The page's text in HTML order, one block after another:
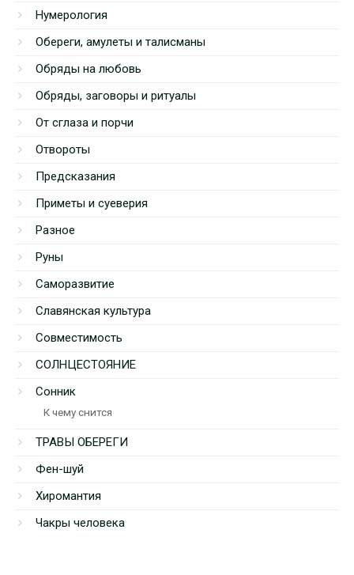
Нумерология
Обереги, амулеты и талисманы
Обряды на любовь
Обряды, заговоры и ритуалы
От сглаза и порчи
Отвороты
Предсказания
Приметы и суеверия
Разное
Руны
Саморазвитие
Славянская культура
Совместимость
СОЛНЦЕСТОЯНИЕ
Сонник
К чему снится
ТРАВЫ ОБЕРЕГИ
Фен-шуй
Хиромантия
Чакры человека